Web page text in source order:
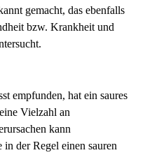
gemacht, das ebenfalls
bzw. Krankheit und
empfunden, hat ein saures
Vielzahl an
kann
der Regel einen sauren